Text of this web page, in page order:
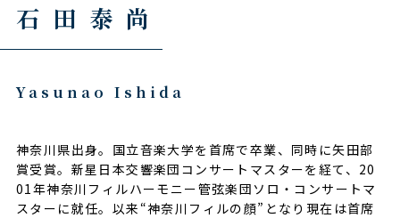
石田泰尚
Yasunao Ishida
神奈川県出身。国立音楽大学を首席で卒業、同時に矢田部
賞受賞。新星日本交響楽団コンサートマスターを経て、20
01年神奈川フィルハーモニー管弦楽団ソロ・コンサートマ
スターに就任。以来“神奈川フィルの顔”となり現在は首席